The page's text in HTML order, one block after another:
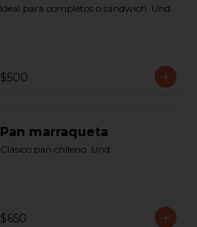
Ideal para completos o sándwich. Und.
$500
Pan marraqueta
Clásico pan chileno. Und.
$650